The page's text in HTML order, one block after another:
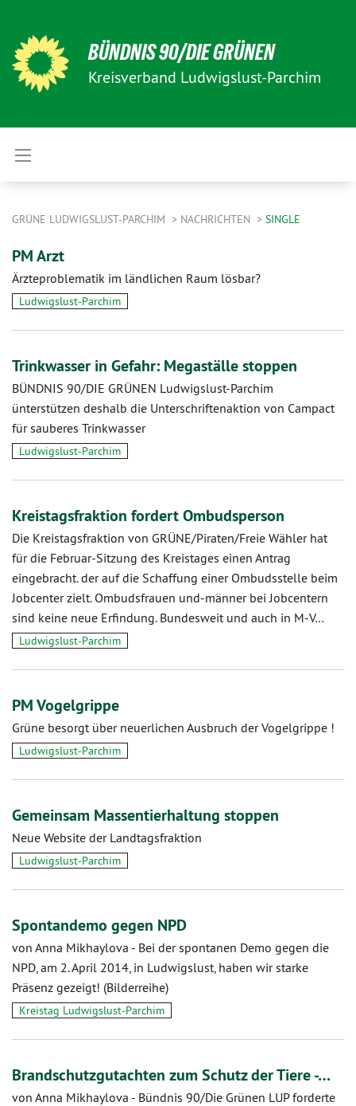
BÜNDNIS 90/DIE GRÜNEN
Kreisverband Ludwigslust-Parchim
GRÜNE LUDWIGSLUST-PARCHIM NACHRICHTEN SINGLE
PM Arzt
Ärzteproblematik im ländlichen Raum lösbar?
Ludwigslust-Parchim
Trinkwasser in Gefahr: Megaställe stoppen
BÜNDNIS 90/DIE GRÜNEN Ludwigslust-Parchim
ünterstützen deshalb die Unterschriftenaktion von Campact
für sauberes Trinkwasser
Ludwigslust-Parchim
Kreistagsfraktion fordert Ombudsperson
Die Kreistagsfraktion von GRÜNE/Piraten/Freie Wähler hat
für die Februar-Sitzung des Kreistages einen Antrag
eingebracht. der auf die Schaffung einer Ombudsstelle beim
Jobcenter zielt. Ombudsfrauen und-männer bei Jobcentern
sind keine neue Erfindung. Bundesweit und auch in M-V…
Ludwigslust-Parchim
PM Vogelgrippe
Grüne besorgt über neuerlichen Ausbruch der Vogelgrippe !
Ludwigslust-Parchim
Gemeinsam Massentierhaltung stoppen
Neue Website der Landtagsfraktion
Ludwigslust-Parchim
Spontandemo gegen NPD
von Anna Mikhaylova - Bei der spontanen Demo gegen die
NPD, am 2. April 2014, in Ludwigslust, haben wir starke
Präsenz gezeigt! (Bilderreihe)
Kreistag Ludwigslust-Parchim
Brandschutzgutachten zum Schutz der Tiere -…
von Anna Mikhaylova - Bündnis 90/Die Grünen LUP forderte